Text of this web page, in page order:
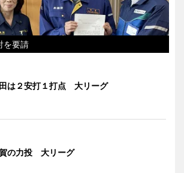
を要請
は２安打１打点 大リーグ
の力投 大リーグ